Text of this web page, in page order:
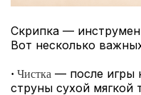
Скрипка —
Вот несколько
· Чистка — после игры
струны сухой мягкой